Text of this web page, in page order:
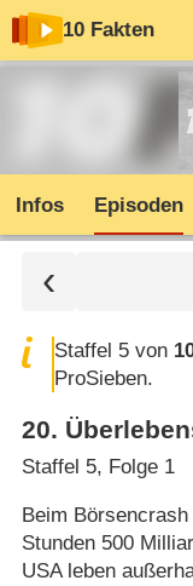
10 Fakten
Infos Episoden
Staffel 5 von
ProSieben.
20.
Staffel 5, Folge 1
Beim
Stunden 500
USA leben